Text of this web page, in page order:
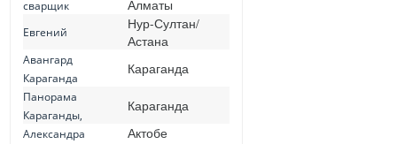
сварщик Алматы
Евгений
Нур-Султан/
Астана
Авангард
Караганда
Караганда
Панорама
Караганды,
Караганда
Александра Актобе